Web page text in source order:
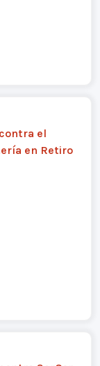
el
en Retiro